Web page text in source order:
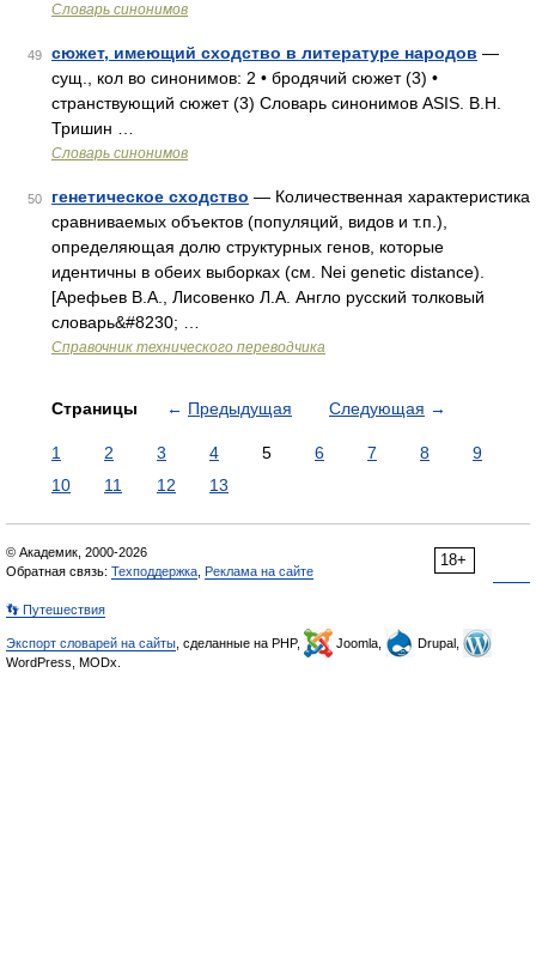
Словарь синонимов
49 сюжет, имеющий сходство в литературе народов —
сущ., кол во синонимов: 2 • бродячий сюжет (3) •
странствующий сюжет (3) Словарь синонимов ASIS. В.Н.
Тришин …
Словарь синонимов
50 генетическое сходство — Количественная характеристика
сравниваемых объектов (популяций, видов и т.п.),
определяющая долю структурных генов, которые
идентичны в обеих выборках (см. Nei genetic distance).
[Арефьев В.А., Лисовенко Л.А. Англо русский толковый
словарь&#8230; …
Справочник технического переводчика
Страницы ← Предыдущая Следующая →
1 2 3 4 5 6 7 8
9
10
11 12 13
18+
© Академик, 2000-2026
Обратная связь: Техподдержка Реклама на сайте
👣 Путешествия
Экспорт словарей на сайты , сделанные на PHP, Joomla,
Drupal,
WordPress, MODx.